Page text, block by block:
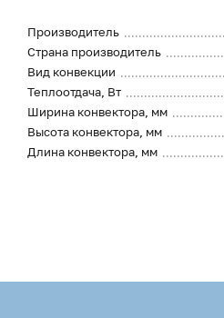
Производитель
Страна производитель
Вид конвекции
Теплоотдача, Вт
Ширина конвектора, мм
Высота конвектора, мм
Длина конвектора, мм